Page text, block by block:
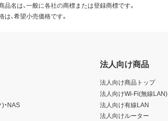
名は、一般に各社の商標または登録商標です。
、希望小売価格です。
・NAS
法人向け商品
法人向け商品トップ
法人向けWi-Fi(無線LAN)
法人向け有線LAN
法人向けルーター